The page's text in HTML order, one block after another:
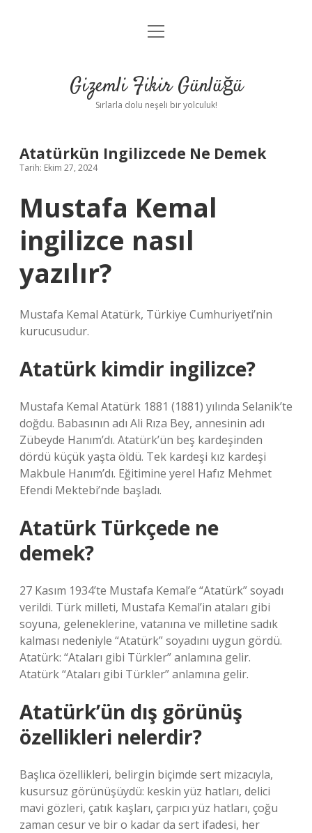
Anasayfa
Yasal Uyarı
menüyü
Gizemli Fikir Günlüğü
Sırlarla dolu neşeli bir yolculuk!
Atatürkün Ingilizcede Ne Demek
Tarih: Ekim 27, 2024
Mustafa Kemal
ingilizce nasıl
yazılır?
Mustafa Kemal Atatürk, Türkiye Cumhuriyeti’nin
kurucusudur.
Atatürk kimdir ingilizce?
Mustafa Kemal Atatürk 1881 (1881) yılında Selanik’te
doğdu. Babasının adı Ali Rıza Bey, annesinin adı
Zübeyde Hanım’dı. Atatürk’ün beş kardeşinden
dördü küçük yaşta öldü. Tek kardeşi kız kardeşi
Makbule Hanım’dı. Eğitimine yerel Hafız Mehmet
Efendi Mektebi’nde başladı.
Atatürk Türkçede ne
demek?
27 Kasım 1934’te Mustafa Kemal’e “Atatürk” soyadı
verildi. Türk milleti, Mustafa Kemal’in ataları gibi
soyuna, geleneklerine, vatanına ve milletine sadık
kalması nedeniyle “Atatürk” soyadını uygun gördü.
Atatürk: “Ataları gibi Türkler” anlamına gelir.
Atatürk “Ataları gibi Türkler” anlamına gelir.
Atatürk’ün dış görünüş
özellikleri nelerdir?
Başlıca özellikleri, belirgin biçimde sert mizacıyla,
kusursuz görünüşüydü: keskin yüz hatları, delici
mavi gözleri, çatık kaşları, çarpıcı yüz hatları, çoğu
zaman cesur ve bir o kadar da sert ifadesi, her